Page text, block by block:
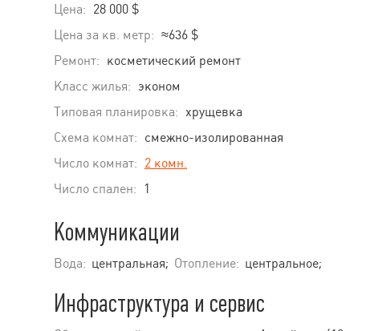
Цена: 28 000 $
Цена за кв. метр: ≈636 $
Ремонт: косметический ремонт
Класс жилья: эконом
Типовая планировка: хрущевка
Схема комнат: смежно-изолированная
Число комнат: 2 комн.
Число спален:
1
Коммуникации
Вода: центральная; Отопление: центральное;
Инфраструктура и сервис